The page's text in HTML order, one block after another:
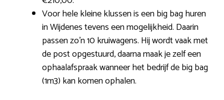
Voor hele kleine klussen is een big bag huren
in Wijdenes tevens een mogelijkheid. Daarin
passen zo’n 10 kruiwagens. Hij wordt vaak met
de post opgestuurd, daarna maak je zelf een
ophaalafspraak wanneer het bedrijf de big bag
(1m3) kan komen ophalen.